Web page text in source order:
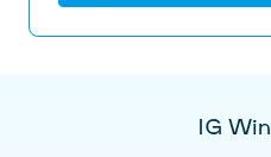
IG